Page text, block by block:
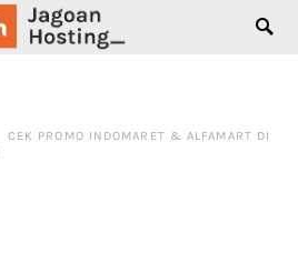
CEK PROMO INDOMARET & ALFAMART DI